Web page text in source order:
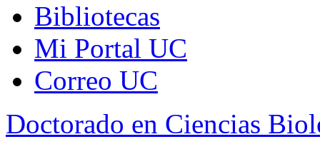
Bibliotecas
Mi Portal UC
Correo UC
Doctorado en Ciencias